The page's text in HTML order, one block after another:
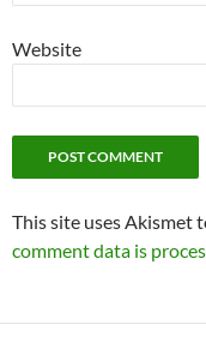
Website
This site uses Akismet
comment data is